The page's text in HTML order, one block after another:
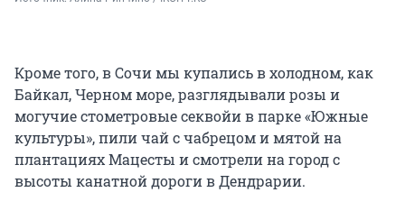
Кроме того, в Сочи мы купались в холодном, как
Байкал, Черном море, разглядывали розы и
могучие стометровые секвойи в парке «Южные
культуры», пили чай с чабрецом и мятой на
плантациях Мацесты и смотрели на город с
высоты канатной дороги в Дендрарии.